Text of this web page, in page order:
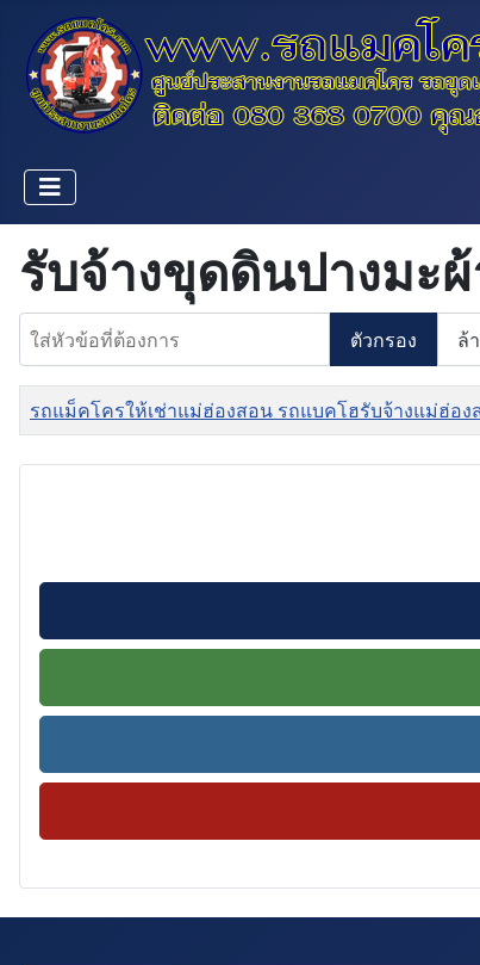
รับจ้างขุดดินปางมะผ้
ใส่หัวข้อที่ต้องการ
ตัวกรอง ล้
ชื่อ
รถแม็คโครให้เช่าแม่ฮ่องสอน รถแบคโฮรับจ้างแม่ฮ่อ